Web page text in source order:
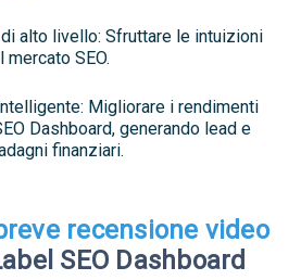
alto livello: Sfruttare le intuizioni
SEO.
Migliorare i rendimenti
Dashboard, generando lead e
finanziari.
recensione video
SEO Dashboard